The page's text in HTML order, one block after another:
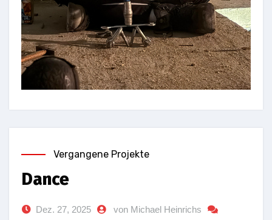
Vergangene Projekte
Dance
Dez. 27, 2025
von Michael Heinrichs